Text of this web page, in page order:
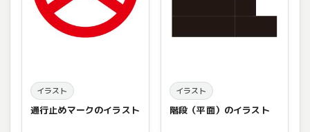
イラスト
通行止めマークのイラスト
イラスト
階段（平面）のイラスト